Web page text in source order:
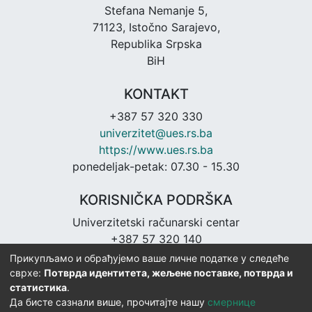
Stefana Nemanje 5,
71123, Istočno Sarajevo,
Republika Srpska
BiH
KONTAKT
+387 57 320 330
univerzitet@ues.rs.ba
https://www.ues.rs.ba
ponedeljak-petak: 07.30 - 15.30
KORISNIČKA PODRŠKA
Univerzitetski računarski centar
+387 57 320 140
urc@ues.rs.ba
https://urc.ues.rs.ba
Прикупљамо и обрађујемо ваше личне податке у следеће
сврхе: Потврда идентитета, жељене поставке, потврда и
статистика.
Да бисте сазнали више, прочитајте нашу смернице